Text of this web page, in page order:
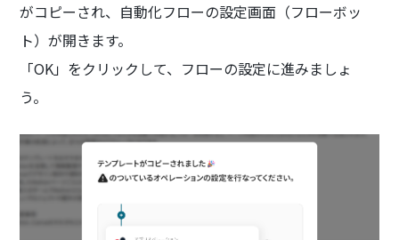
がコピーされ、自動化フローの設定画面（フローボッ
ト）が開きます。
「OK」をクリックして、フローの設定に進みましょ
う。